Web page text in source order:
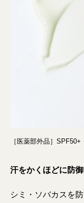
［医薬部外品］
汗をかくほどに防
シミ・ソバカスを